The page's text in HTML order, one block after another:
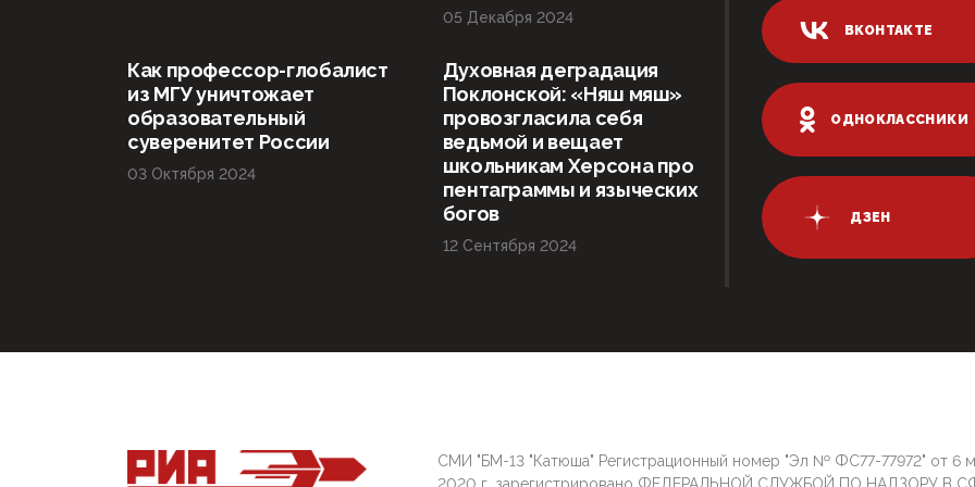
05 Декабря 2024
Как профессор-глобалист
из МГУ уничтожает
образовательный
суверенитет России
03 Октября 2024
Духовная деградация
Поклонской: «Няш мяш»
провозгласила себя
ведьмой и вещает
школьникам Херсона про
пентаграммы и языческих
богов
12 Сентября 2024
ВКОНТАКТЕ
ОДНОКЛАССНИКИ
ДЗЕН
СМИ "БМ-13 "Катюша" Регистрационный номер "Эл № ФС77-77972" от 6